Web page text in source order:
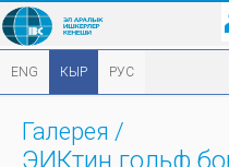
ENG КЫР РУС
Галерея /
ЭИКтин гольф